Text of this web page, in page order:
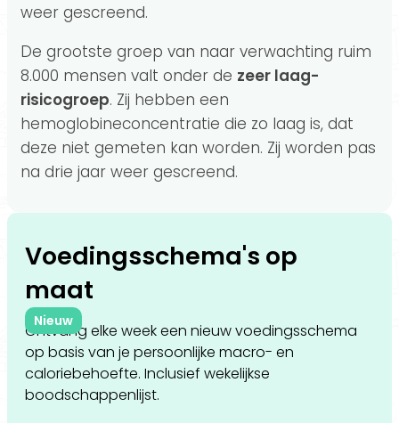
weer gescreend.
De grootste groep van naar verwachting ruim
8.000 mensen valt onder de zeer laag-
risicogroep. Zij hebben een
hemoglobineconcentratie die zo laag is, dat
deze niet gemeten kan worden. Zij worden pas
na drie jaar weer gescreend.
Voedingsschema's op
maat
Nieuw
Ontvang elke week een nieuw voedingsschema
op basis van je persoonlijke macro- en
caloriebehoefte. Inclusief wekelijkse
boodschappenlijst.